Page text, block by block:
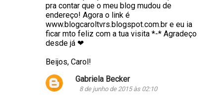
pra contar que o meu blog mudou de
endereço! Agora o link é
www.blogcaroltvrs.blogspot.com.br e eu ia
ficar mto feliz com a tua visita *-* Agradeço
desde já ❤
Beijos, Carol!
Gabriela Becker
8 de junho de 2015 às 02:10